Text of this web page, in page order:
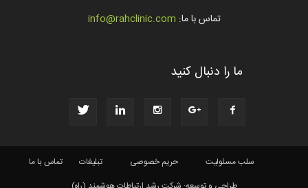
تماس با ما: info@rahclinic.com
ما را دنبال کنید
سلب مسئولیت حریم خصوصی تبلیغات
تماس با ما